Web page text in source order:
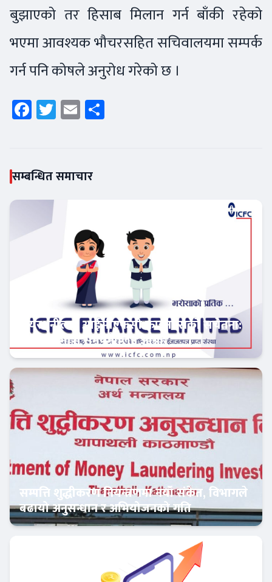
बुझाएको तर हिसाब मिलान गर्न बाँकी रहेको
भएमा आवश्यक भौचरसहित सचिवालयमा सम्पर्क
गर्न पनि कोषले अनुरोध गरेको छ ।
Facebook
Twitter
Email
सम्बन्धित समाचार
फिन–टेक
सेयरधनीलाई आईसीएफसी फाइनान्सको सचेतना:
बाँकी लाभांश समयमै लिन आग्रह
सम्पत्ति शुद्धीकरण नियन्त्रणमा नयाँ संकेत, विभागले
बढायो अनुसन्धान र अभियोजनको गति